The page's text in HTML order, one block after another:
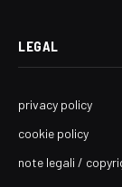
LEGAL
privacy policy
cookie policy
note legali /